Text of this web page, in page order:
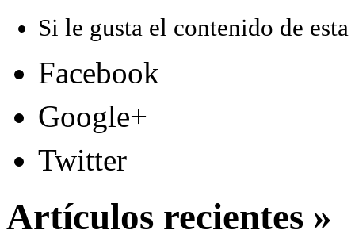
Si le gusta el contenido de
Facebook
Google+
Twitter
Artículos recientes »